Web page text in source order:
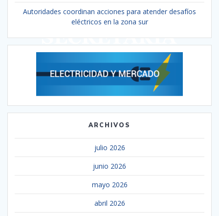
Autoridades coordinan acciones para atender desafíos
eléctricos en la zona sur
ARCHIVOS
julio 2026
junio 2026
mayo 2026
abril 2026